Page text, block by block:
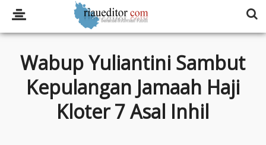
Wabup Yuliantini Sambut
Kepulangan Jamaah Haji
Kloter 7 Asal Inhil